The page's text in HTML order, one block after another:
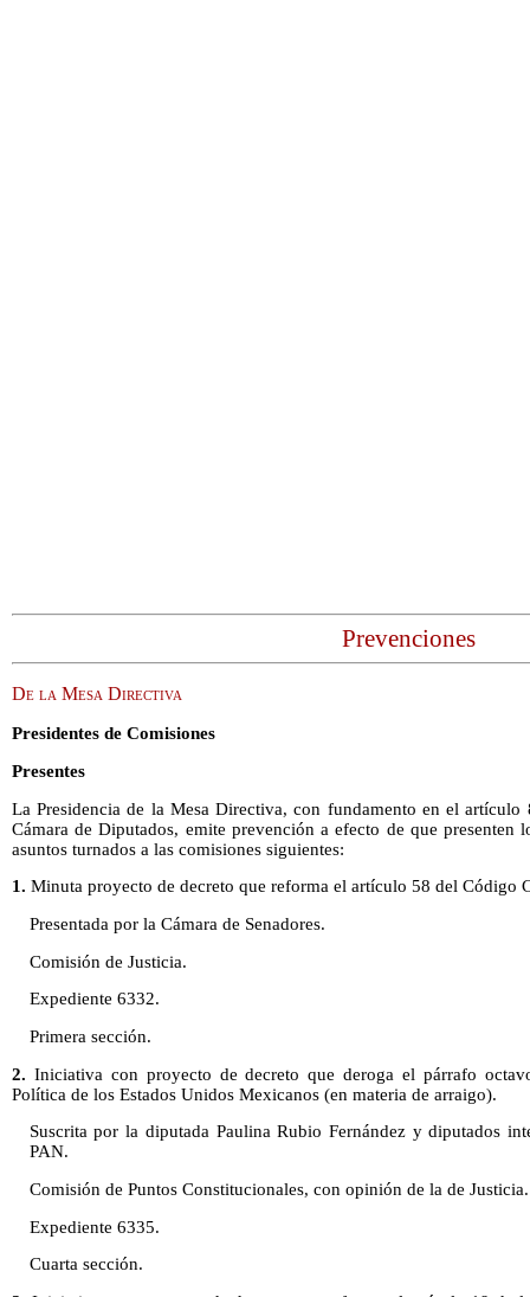
Prevenciones
De la Mesa Directiva
Presidentes de Comisiones
Presentes
La Presidencia de la Mesa Directiva, con fundamento en el
Cámara de Diputados, emite prevención a efecto de que presenten
asuntos turnados a las comisiones siguientes:
1. Minuta proyecto de decreto que reforma el artículo 58 del Código
Presentada por la Cámara de Senadores.
Comisión de Justicia.
Expediente 6332.
Primera sección.
2. Iniciativa con proyecto de decreto que deroga el párrafo
Política de los Estados Unidos Mexicanos (en materia de arraigo).
Suscrita por la diputada Paulina Rubio Fernández y diputados
PAN.
Comisión de Puntos Constitucionales, con opinión de la de Justicia.
Expediente 6335.
Cuarta sección.